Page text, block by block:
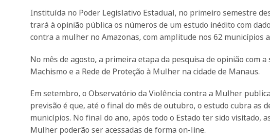
Instituída no Poder Legislativo Estadual, no primeiro semestre
trará à opinião pública os números de um estudo inédito com
contra a mulher no Amazonas, com amplitude nos 62 municípios
No mês de agosto, a primeira etapa da pesquisa de opinião com
Machismo e a Rede de Proteção à Mulher na cidade de Manaus.
Em setembro, o Observatório da Violência contra a Mulher
previsão é que, até o final do mês de outubro, o estudo cubra as
municípios. No final do ano, após todo o Estado ter sido visitado,
Mulher poderão ser acessadas de forma on-line.